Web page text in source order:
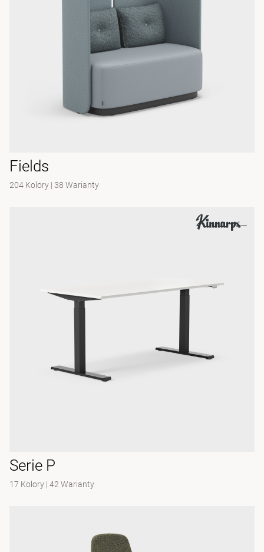
Fields
204 Kolory | 38 Warianty
Serie P
17 Kolory | 42 Warianty